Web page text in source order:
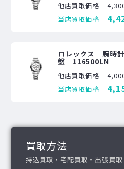
他店買取価格
当店買取価格
ロレックス 腕時
盤 116500LN
他店買取価格
当店買取価格
買取方法
持込買取・宅配買取・出張買取